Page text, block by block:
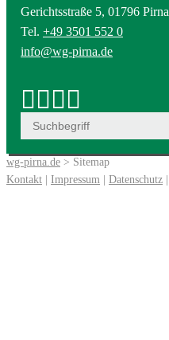
Gerichtsstraße 5, 01796 Pirna
Tel. +49 3501 552 0
info@wg-pirna.de
wg-pirna.de > Sitemap
Kontakt | Impressum | Datenschutz |